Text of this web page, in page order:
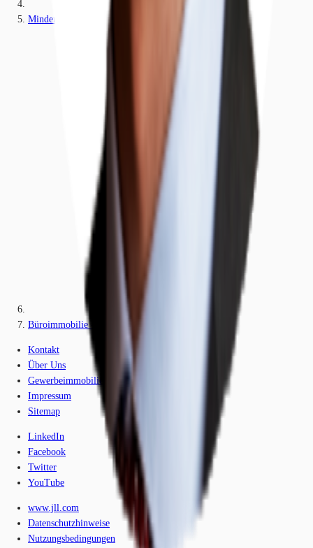
Minden
Büroimmobilie - Minden - H1782
Kontakt
Über Uns
Gewerbeimmobilien-Lexikon
Impressum
Sitemap
LinkedIn
Facebook
Twitter
YouTube
www.jll.com
Datenschutzhinweise
Nutzungsbedingungen